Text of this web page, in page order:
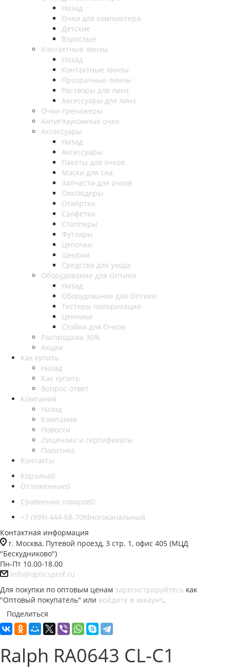
Назад
Очки для компьютера
Детские
Взрослые
Контактные линзы
Назад
Контактные линзы
Прозрачные линзы
Растворы для линз
Аксессуары для линз
Очки-тренажеры
Антиглаукомные очки
Аксессуары
Назад
Аксессуары
Пакеты для очков
Маски для сна
Запчасти для очков
Окклюдеры
Отвёртки
Салфетки
Стопперы
Футляры
Цепочки
Шнурки
Средства для ухода
Оборудование для Оптики
Назад
Оборудование для Оптики
Тестеры поляризации
Ценники
Стойки для Очков
Распродажа 30%
Акции
Как купить
Назад
Как купить
Вопрос-ответ
Компания
Назад
Компания
Новости
Лицензии и сертификаты
Политика
Контакты
Корзина0
Отложенные0
Сравнение товаров0
+7 (999) 444-68-70Многоканальный
Контактная информация
г. Москва, Путевой проезд, 3 стр. 1, офис 405 (МЦД
"Бескудниково")
Пн-Пт 10.00-18.00
info@opticsprof.ru
Для покупки по оптовым ценам зарегистрируйтесь как
"Оптовый покупатель" или войдите в аккаунт.
Поделиться
Ralph RA0643 CL-C1